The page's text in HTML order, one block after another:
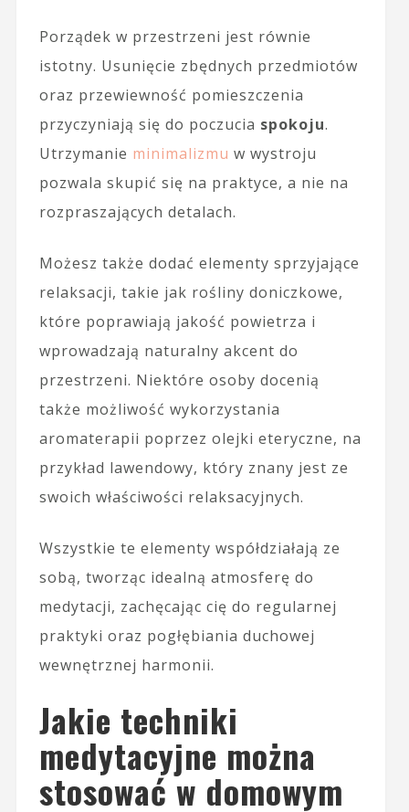
Porządek w przestrzeni jest równie
istotny. Usunięcie zbędnych przedmiotów
oraz przewiewność pomieszczenia
przyczyniają się do poczucia spokoju.
Utrzymanie minimalizmu w wystroju
pozwala skupić się na praktyce, a nie na
rozpraszających detalach.
Możesz także dodać elementy sprzyjające
relaksacji, takie jak rośliny doniczkowe,
które poprawiają jakość powietrza i
wprowadzają naturalny akcent do
przestrzeni. Niektóre osoby docenią
także możliwość wykorzystania
aromaterapii poprzez olejki eteryczne, na
przykład lawendowy, który znany jest ze
swoich właściwości relaksacyjnych.
Wszystkie te elementy współdziałają ze
sobą, tworząc idealną atmosferę do
medytacji, zachęcając cię do regularnej
praktyki oraz pogłębiania duchowej
wewnętrznej harmonii.
Jakie techniki
medytacyjne można
stosować w domowym